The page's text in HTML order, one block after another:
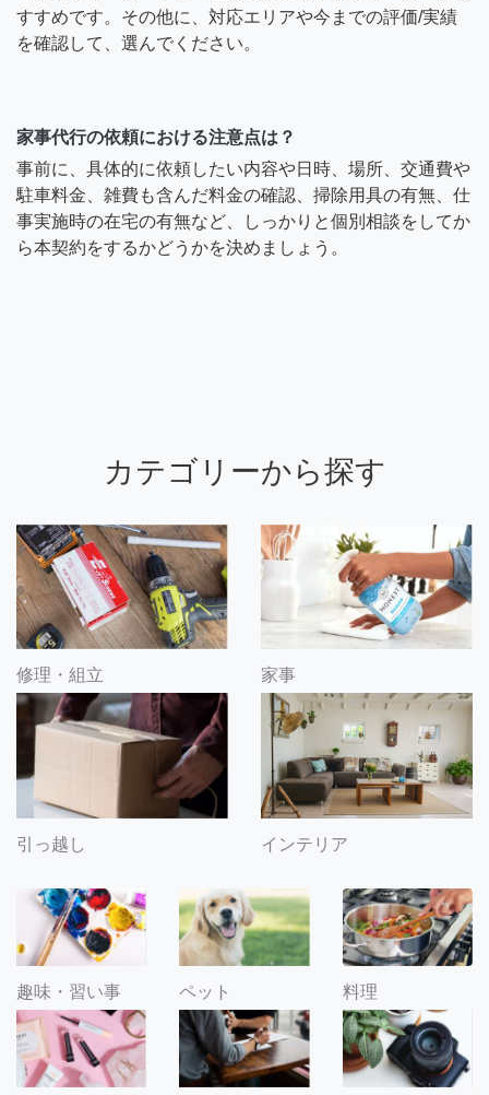
すすめです。その他に、対応エリアや今までの評価/実績
を確認して、選んでください。
家事代行の依頼における注意点は？
事前に、具体的に依頼したい内容や日時、場所、交通費や
駐車料金、雑費も含んだ料金の確認、掃除用具の有無、仕
事実施時の在宅の有無など、しっかりと個別相談をしてか
ら本契約をするかどうかを決めましょう。
カテゴリーから探す
修理・組立 家事
引っ越し インテリア
趣味・習い事 ペット 料理